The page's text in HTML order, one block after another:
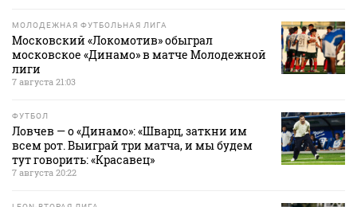
МОЛОДЕЖНАЯ ФУТБОЛЬНАЯ ЛИГА
Московский «Локомотив» обыграл
московское «Динамо» в матче Молодежной
лиги
7 августа 21:03
ФУТБОЛ
Ловчев — о «Динамо»: «Шварц, заткни им
всем рот. Выиграй три матча, и мы будем
тут говорить: «Красавец»
7 августа 20:22